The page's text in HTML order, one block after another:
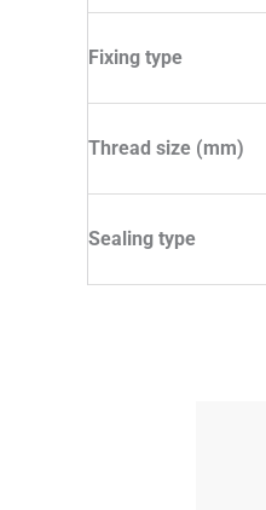
Fixing type
Thread size (mm)
Sealing type